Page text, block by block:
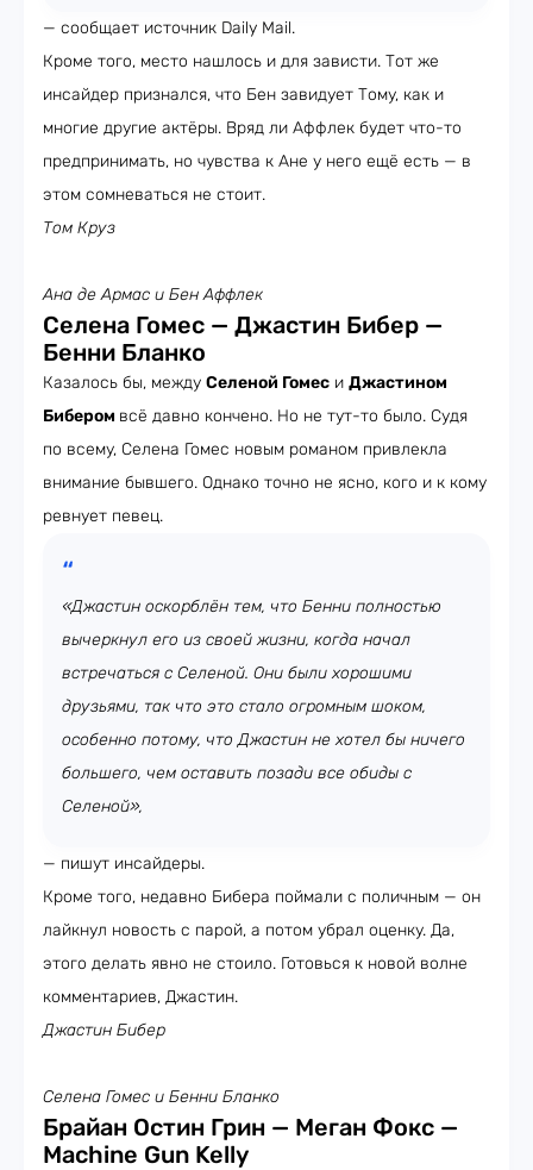
— сообщает источник Daily Mail.
Кроме того, место нашлось и для зависти. Тот же
инсайдер признался, что Бен завидует Тому, как и
многие другие актёры. Вряд ли Аффлек будет что-то
предпринимать, но чувства к Ане у него ещё есть — в
этом сомневаться не стоит.
Том Круз
Ана де Армас и Бен Аффлек
Селена Гомес — Джастин Бибер —
Бенни Бланко
Казалось бы, между Селеной Гомес и Джастином
Бибером всё давно кончено. Но не тут-то было. Судя
по всему, Селена Гомес новым романом привлекла
внимание бывшего. Однако точно не ясно, кого и к кому
ревнует певец.
«Джастин оскорблён тем, что Бенни полностью
вычеркнул его из своей жизни, когда начал
встречаться с Селеной. Они были хорошими
друзьями, так что это стало огромным шоком,
особенно потому, что Джастин не хотел бы ничего
большего, чем оставить позади все обиды с
Селеной»,
— пишут инсайдеры.
Кроме того, недавно Бибера поймали с поличным — он
лайкнул новость с парой, а потом убрал оценку. Да,
этого делать явно не стоило. Готовься к новой волне
комментариев, Джастин.
Джастин Бибер
Селена Гомес и Бенни Бланко
Брайан Остин Грин — Меган Фокс —
Machine Gun Kelly